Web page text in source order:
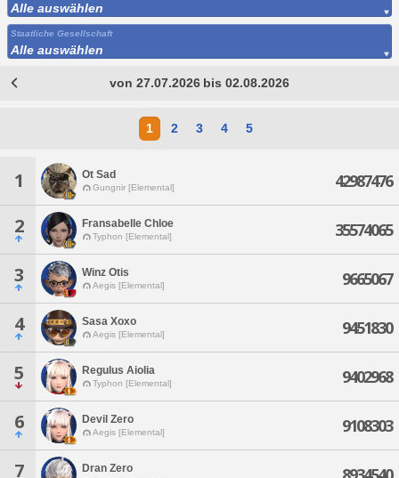
Alle auswählen
Staatliche Gesellschaft
Alle auswählen
von 27.07.2026 bis 02.08.2026
1 2 3 4 5
1 Ot Sad
Gungnir [Elemental] 42987476
2 Fransabelle Chloe
Typhon [Elemental] 35574065
3 Winz Otis
Aegis [Elemental] 9665067
4 Sasa Xoxo
Aegis [Elemental] 9451830
5 Regulus Aiolia
Typhon [Elemental] 9402968
6 Devil Zero
Aegis [Elemental] 9108303
7 Dran Zero